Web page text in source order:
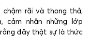
rãi và thong thả,
cảm nhận những lớp
rằng đây thật sự là thức